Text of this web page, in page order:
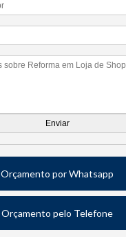
Orçamento por Whatsapp
Orçamento pelo Telefone